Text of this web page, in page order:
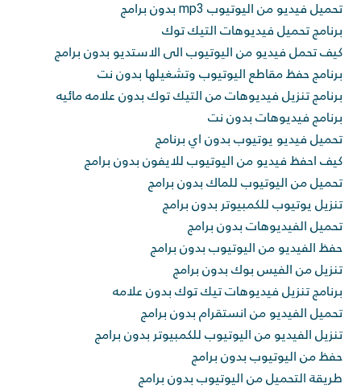
تحميل فيديو من اليوتيوب mp3 بدون برامج
برنامج تحميل فيديوهات التيك توك
كيف تحمل فيديو من اليوتيوب الى الاستديو بدون برامج
برنامج حفظ مقاطع اليوتيوب وتشغيلها بدون نت
برنامج تنزيل فيديوهات من التيك توك بدون علامه مائيه
برنامج فيديوهات بدون نت
تحميل فيديو يوتيوب بدون اي برنامج
كيف احفظ فيديو من اليوتيوب للايفون بدون برامج
تحميل من اليوتيوب للماك بدون برامج
تنزيل يوتيوب للكمبيوتر بدون برامج
تحميل الفيديوهات بدون برامج
حفظ الفيديو من اليوتيوب بدون برامج
تنزيل من الفيس بوك بدون برامج
برنامج تنزيل فيديوهات تيك توك بدون علامه
تحميل الفيديو من انستقرام بدون برامج
تنزيل الفيديو من اليوتيوب للكمبيوتر بدون برامج
حفظ من اليوتيوب بدون برامج
طريقة التحميل من اليوتيوب بدون برامج